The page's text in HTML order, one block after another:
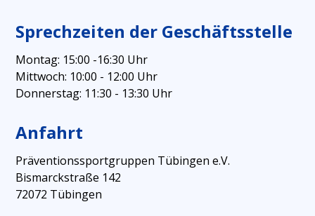
Sprechzeiten der Geschäftsstelle
Montag: 15:00 -16:30 Uhr
Mittwoch: 10:00 - 12:00 Uhr
Donnerstag: 11:30 - 13:30 Uhr
Anfahrt
Präventionssportgruppen Tübingen e.V.
Bismarckstraße 142
72072 Tübingen